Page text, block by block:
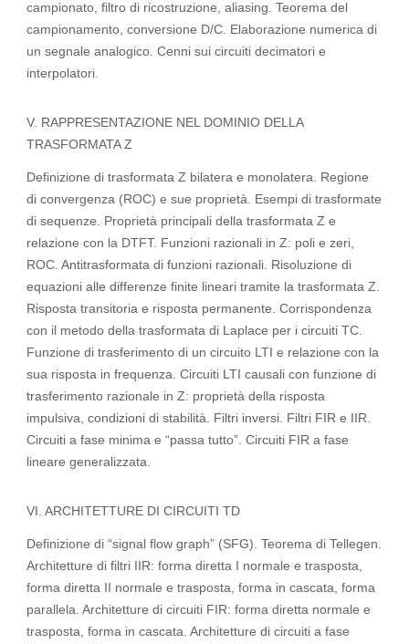
campionato, filtro di ricostruzione, aliasing. Teorema del
campionamento, conversione D/C. Elaborazione numerica di
un segnale analogico. Cenni sui circuiti decimatori e
interpolatori.
V. RAPPRESENTAZIONE NEL DOMINIO DELLA
TRASFORMATA Z
Definizione di trasformata Z bilatera e monolatera. Regione
di convergenza (ROC) e sue proprietà. Esempi di trasformate
di sequenze. Proprietà principali della trasformata Z e
relazione con la DTFT. Funzioni razionali in Z: poli e zeri,
ROC. Antitrasformata di funzioni razionali. Risoluzione di
equazioni alle differenze finite lineari tramite la trasformata Z.
Risposta transitoria e risposta permanente. Corrispondenza
con il metodo della trasformata di Laplace per i circuiti TC.
Funzione di trasferimento di un circuito LTI e relazione con la
sua risposta in frequenza. Circuiti LTI causali con funzione di
trasferimento razionale in Z: proprietà della risposta
impulsiva, condizioni di stabilità. Filtri inversi. Filtri FIR e IIR.
Circuiti a fase minima e “passa tutto”. Circuiti FIR a fase
lineare generalizzata.
VI. ARCHITETTURE DI CIRCUITI TD
Definizione di “signal flow graph” (SFG). Teorema di Tellegen.
Architetture di filtri IIR: forma diretta I normale e trasposta,
forma diretta II normale e trasposta, forma in cascata, forma
parallela. Architetture di circuiti FIR: forma diretta normale e
trasposta, forma in cascata. Architetture di circuiti a fase